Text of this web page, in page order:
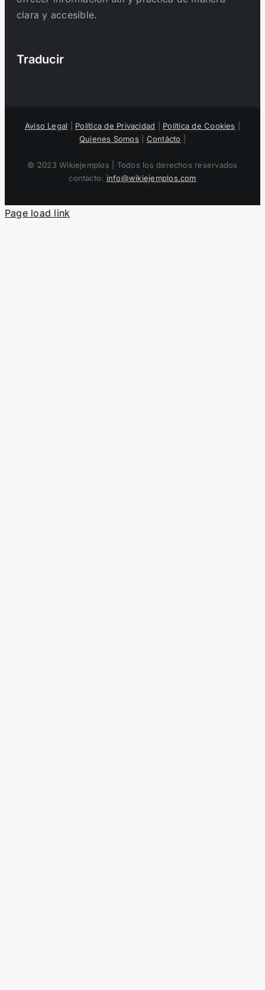
clara y accesible.
Traducir
Aviso Legal Política de Privacidad Política de Cookies
Quienes Somos
Contácto
© 2023 Wikiejemplos | Todos los derechos reservados
contacto: info@wikiejemplos.com
Page load link